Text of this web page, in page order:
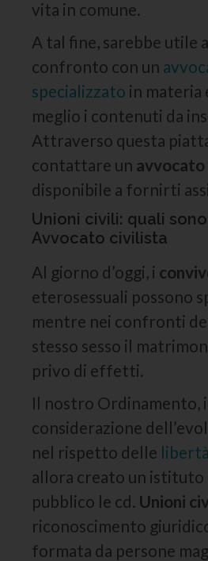
vita in comune.
A tal fine, sarebbe utile
confronto con un
specializzato in materia
meglio i contenuti da
Attraverso questa
contattare un
disponibile a fornirti
Unioni civili: quali
Avvocato civilista
Al giorno d’oggi, i
eterosessuali possono
mentre nei confronti
stesso sesso il
privo di effetti.
Il nostro Ordinamento,
considerazione
nel rispetto delle
allora creato un
pubblico le cd. Unioni
riconoscimento
formata da persone